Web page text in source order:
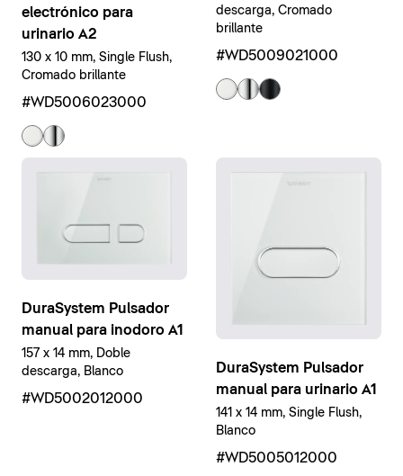
electrónico para
urinario A2
130 x 10 mm, Single Flush,
Cromado brillante
#WD5006023000
descarga, Cromado
brillante
#WD5009021000
DuraSystem Pulsador
manual para inodoro A1
157 x 14 mm, Doble
descarga, Blanco
#WD5002012000
DuraSystem Pulsador
manual para urinario A1
141 x 14 mm, Single Flush,
Blanco
#WD5005012000